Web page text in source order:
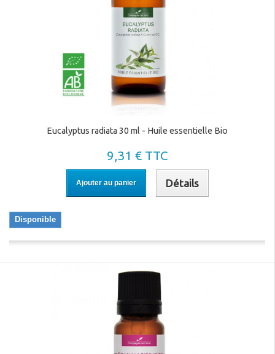
Eucalyptus radiata 30 ml - Huile essentielle Bio
9,31 € TTC
Ajouter au panier Détails
Disponible